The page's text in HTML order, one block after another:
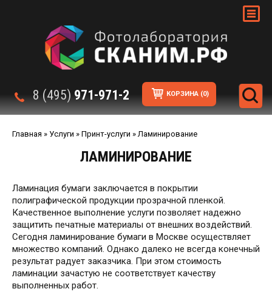
8 (495) 971-971-2 КОРЗИНА (0)
Главная » Услуги » Принт-услуги »Ламинирование
ЛАМИНИРОВАНИЕ
Ламинация бумаги заключается в покрытии
полиграфической продукции прозрачной пленкой.
Качественное выполнение услуги позволяет надежно
защитить печатные материалы от внешних воздействий.
Сегодня ламинирование бумаги в Москве осуществляет
множество компаний. Однако далеко не всегда конечный
результат радует заказчика. При этом стоимость
ламинации зачастую не соответствует качеству
выполненных работ.